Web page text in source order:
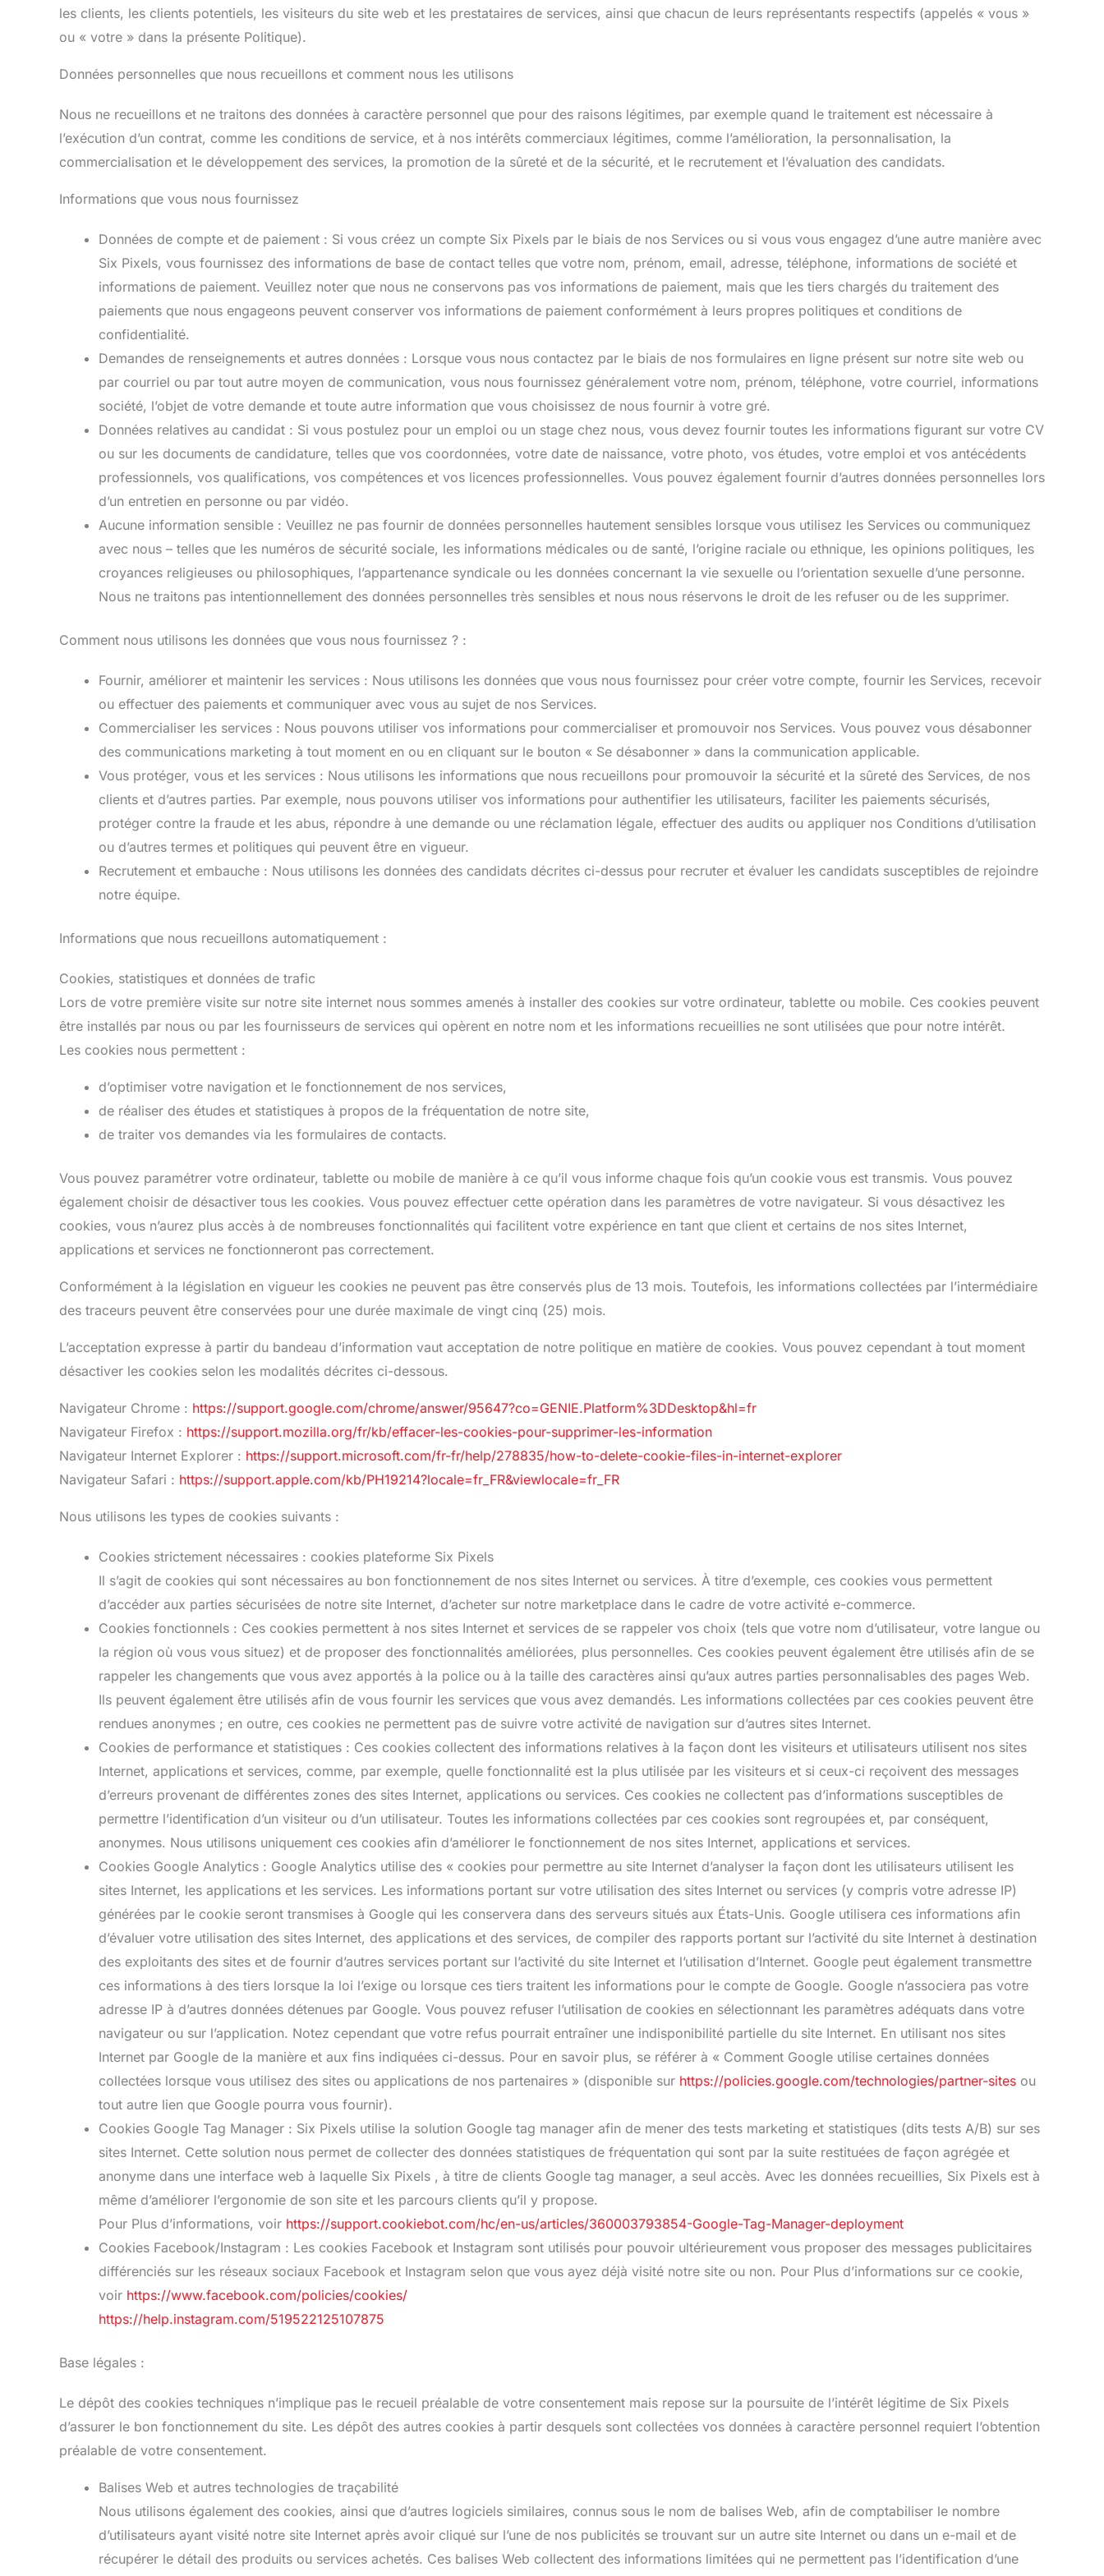
les clients, les clients potentiels, les visiteurs du site web et les prestataires de services, ainsi que chacun de leurs représentants respectifs (appelés « vous »
ou « votre » dans la présente Politique).
Données personnelles que nous recueillons et comment nous les utilisons
Nous ne recueillons et ne traitons des données à caractère personnel que pour des raisons légitimes, par exemple quand le traitement est nécessaire à
l’exécution d’un contrat, comme les conditions de service, et à nos intérêts commerciaux légitimes, comme l’amélioration, la personnalisation, la
commercialisation et le développement des services, la promotion de la sûreté et de la sécurité, et le recrutement et l’évaluation des candidats.
Informations que vous nous fournissez
Données de compte et de paiement : Si vous créez un compte Six Pixels par le biais de nos Services ou si vous vous engagez d’une autre manière avec
Six Pixels, vous fournissez des informations de base de contact telles que votre nom, prénom, email, adresse, téléphone, informations de société et
informations de paiement. Veuillez noter que nous ne conservons pas vos informations de paiement, mais que les tiers chargés du traitement des
paiements que nous engageons peuvent conserver vos informations de paiement conformément à leurs propres politiques et conditions de
confidentialité.
Demandes de renseignements et autres données : Lorsque vous nous contactez par le biais de nos formulaires en ligne présent sur notre site web ou
par courriel ou par tout autre moyen de communication, vous nous fournissez généralement votre nom, prénom, téléphone, votre courriel, informations
société, l’objet de votre demande et toute autre information que vous choisissez de nous fournir à votre gré.
Données relatives au candidat : Si vous postulez pour un emploi ou un stage chez nous, vous devez fournir toutes les informations figurant sur votre CV
ou sur les documents de candidature, telles que vos coordonnées, votre date de naissance, votre photo, vos études, votre emploi et vos antécédents
professionnels, vos qualifications, vos compétences et vos licences professionnelles. Vous pouvez également fournir d’autres données personnelles lors
d’un entretien en personne ou par vidéo.
Aucune information sensible : Veuillez ne pas fournir de données personnelles hautement sensibles lorsque vous utilisez les Services ou communiquez
avec nous – telles que les numéros de sécurité sociale, les informations médicales ou de santé, l’origine raciale ou ethnique, les opinions politiques, les
croyances religieuses ou philosophiques, l’appartenance syndicale ou les données concernant la vie sexuelle ou l’orientation sexuelle d’une personne.
Nous ne traitons pas intentionnellement des données personnelles très sensibles et nous nous réservons le droit de les refuser ou de les supprimer.
Comment nous utilisons les données que vous nous fournissez ? :
Fournir, améliorer et maintenir les services : Nous utilisons les données que vous nous fournissez pour créer votre compte, fournir les Services, recevoir
ou effectuer des paiements et communiquer avec vous au sujet de nos Services.
Commercialiser les services : Nous pouvons utiliser vos informations pour commercialiser et promouvoir nos Services. Vous pouvez vous désabonner
des communications marketing à tout moment en ou en cliquant sur le bouton « Se désabonner » dans la communication applicable.
Vous protéger, vous et les services : Nous utilisons les informations que nous recueillons pour promouvoir la sécurité et la sûreté des Services, de nos
clients et d’autres parties. Par exemple, nous pouvons utiliser vos informations pour authentifier les utilisateurs, faciliter les paiements sécurisés,
protéger contre la fraude et les abus, répondre à une demande ou une réclamation légale, effectuer des audits ou appliquer nos Conditions d’utilisation
ou d’autres termes et politiques qui peuvent être en vigueur.
Recrutement et embauche : Nous utilisons les données des candidats décrites ci-dessus pour recruter et évaluer les candidats susceptibles de rejoindre
notre équipe.
Informations que nous recueillons automatiquement :
Cookies, statistiques et données de trafic
Lors de votre première visite sur notre site internet nous sommes amenés à installer des cookies sur votre ordinateur, tablette ou mobile. Ces cookies peuvent
être installés par nous ou par les fournisseurs de services qui opèrent en notre nom et les informations recueillies ne sont utilisées que pour notre intérêt.
Les cookies nous permettent :
d’optimiser votre navigation et le fonctionnement de nos services,
de réaliser des études et statistiques à propos de la fréquentation de notre site,
de traiter vos demandes via les formulaires de contacts.
Vous pouvez paramétrer votre ordinateur, tablette ou mobile de manière à ce qu’il vous informe chaque fois qu’un cookie vous est transmis. Vous pouvez
également choisir de désactiver tous les cookies. Vous pouvez effectuer cette opération dans les paramètres de votre navigateur. Si vous désactivez les
cookies, vous n’aurez plus accès à de nombreuses fonctionnalités qui facilitent votre expérience en tant que client et certains de nos sites Internet,
applications et services ne fonctionneront pas correctement.
Conformément à la législation en vigueur les cookies ne peuvent pas être conservés plus de 13 mois. Toutefois, les informations collectées par l’intermédiaire
des traceurs peuvent être conservées pour une durée maximale de vingt cinq (25) mois.
L’acceptation expresse à partir du bandeau d’information vaut acceptation de notre politique en matière de cookies. Vous pouvez cependant à tout moment
désactiver les cookies selon les modalités décrites ci-dessous.
Navigateur Chrome : https://support.google.com/chrome/answer/95647?co=GENIE.Platform%3DDesktop&hl=fr
Navigateur Firefox : https://support.mozilla.org/fr/kb/effacer-les-cookies-pour-supprimer-les-information
Navigateur Internet Explorer : https://support.microsoft.com/fr-fr/help/278835/how-to-delete-cookie-files-in-internet-explorer
Navigateur Safari : https://support.apple.com/kb/PH19214?locale=fr_FR&viewlocale=fr_FR
Nous utilisons les types de cookies suivants :
Cookies strictement nécessaires : cookies plateforme Six Pixels
Il s’agit de cookies qui sont nécessaires au bon fonctionnement de nos sites Internet ou services. À titre d’exemple, ces cookies vous permettent
d’accéder aux parties sécurisées de notre site Internet, d’acheter sur notre marketplace dans le cadre de votre activité e-commerce.
Cookies fonctionnels : Ces cookies permettent à nos sites Internet et services de se rappeler vos choix (tels que votre nom d’utilisateur, votre langue ou
la région où vous vous situez) et de proposer des fonctionnalités améliorées, plus personnelles. Ces cookies peuvent également être utilisés afin de se
rappeler les changements que vous avez apportés à la police ou à la taille des caractères ainsi qu’aux autres parties personnalisables des pages Web.
Ils peuvent également être utilisés afin de vous fournir les services que vous avez demandés. Les informations collectées par ces cookies peuvent être
rendues anonymes ; en outre, ces cookies ne permettent pas de suivre votre activité de navigation sur d’autres sites Internet.
Cookies de performance et statistiques : Ces cookies collectent des informations relatives à la façon dont les visiteurs et utilisateurs utilisent nos sites
Internet, applications et services, comme, par exemple, quelle fonctionnalité est la plus utilisée par les visiteurs et si ceux-ci reçoivent des messages
d’erreurs provenant de différentes zones des sites Internet, applications ou services. Ces cookies ne collectent pas d’informations susceptibles de
permettre l’identification d’un visiteur ou d’un utilisateur. Toutes les informations collectées par ces cookies sont regroupées et, par conséquent,
anonymes. Nous utilisons uniquement ces cookies afin d’améliorer le fonctionnement de nos sites Internet, applications et services.
Cookies Google Analytics : Google Analytics utilise des « cookies pour permettre au site Internet d’analyser la façon dont les utilisateurs utilisent les
sites Internet, les applications et les services. Les informations portant sur votre utilisation des sites Internet ou services (y compris votre adresse IP)
générées par le cookie seront transmises à Google qui les conservera dans des serveurs situés aux États-Unis. Google utilisera ces informations afin
d’évaluer votre utilisation des sites Internet, des applications et des services, de compiler des rapports portant sur l’activité du site Internet à destination
des exploitants des sites et de fournir d’autres services portant sur l’activité du site Internet et l’utilisation d’Internet. Google peut également transmettre
ces informations à des tiers lorsque la loi l’exige ou lorsque ces tiers traitent les informations pour le compte de Google. Google n’associera pas votre
adresse IP à d’autres données détenues par Google. Vous pouvez refuser l’utilisation de cookies en sélectionnant les paramètres adéquats dans votre
navigateur ou sur l’application. Notez cependant que votre refus pourrait entraîner une indisponibilité partielle du site Internet. En utilisant nos sites
Internet par Google de la manière et aux fins indiquées ci-dessus. Pour en savoir plus, se référer à « Comment Google utilise certaines données
collectées lorsque vous utilisez des sites ou applications de nos partenaires » (disponible sur https://policies.google.com/technologies/partner-sites ou
tout autre lien que Google pourra vous fournir).
Cookies Google Tag Manager : Six Pixels utilise la solution Google tag manager afin de mener des tests marketing et statistiques (dits tests A/B) sur ses
sites Internet. Cette solution nous permet de collecter des données statistiques de fréquentation qui sont par la suite restituées de façon agrégée et
anonyme dans une interface web à laquelle Six Pixels , à titre de clients Google tag manager, a seul accès. Avec les données recueillies, Six Pixels est à
même d’améliorer l’ergonomie de son site et les parcours clients qu’il y propose.
Pour Plus d’informations, voir https://support.cookiebot.com/hc/en-us/articles/360003793854-Google-Tag-Manager-deployment
Cookies Facebook/Instagram : Les cookies Facebook et Instagram sont utilisés pour pouvoir ultérieurement vous proposer des messages publicitaires
différenciés sur les réseaux sociaux Facebook et Instagram selon que vous ayez déjà visité notre site ou non. Pour Plus d’informations sur ce cookie,
voir https://www.facebook.com/policies/cookies/
https://help.instagram.com/519522125107875
Base légales :
Le dépôt des cookies techniques n’implique pas le recueil préalable de votre consentement mais repose sur la poursuite de l’intérêt légitime de Six Pixels
d’assurer le bon fonctionnement du site. Les dépôt des autres cookies à partir desquels sont collectées vos données à caractère personnel requiert l’obtention
préalable de votre consentement.
Balises Web et autres technologies de traçabilité
Nous utilisons également des cookies, ainsi que d’autres logiciels similaires, connus sous le nom de balises Web, afin de comptabiliser le nombre
d’utilisateurs ayant visité notre site Internet après avoir cliqué sur l’une de nos publicités se trouvant sur un autre site Internet ou dans un e-mail et de
récupérer le détail des produits ou services achetés. Ces balises Web collectent des informations limitées qui ne permettent pas l’identification d’une